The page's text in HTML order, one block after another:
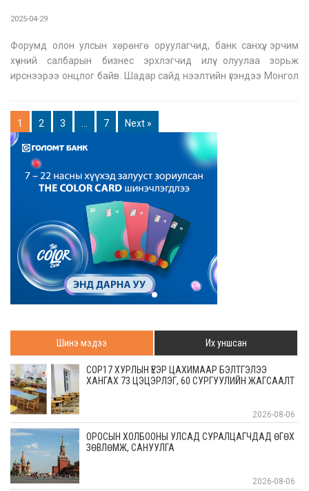
2025-04-29
Форумд олон улсын хөрөнгө оруулагчид, банк санхүү, эрчим
хүчний салбарын бизнес эрхлэгчид илүү олуулаа зорьж
ирснээрээ онцлог байв. Шадар сайд нээлтийн үгэндээ Монгол
хөдөө аж
1 2 3 7 Next »
Шинэ мэдээ Их уншсан
COP17 ХУРЛЫН ҮЕЭР ЦАХИМААР БЭЛТГЭЛЭЭ
ХАНГАХ 73 ЦЭЦЭРЛЭГ, 60 СУРГУУЛИЙН ЖАГСААЛТ
2026-08-06
ОРОСЫН ХОЛБООНЫ УЛСАД СУРАЛЦАГЧДАД ӨГӨХ
ЗӨВЛӨМЖ, САНУУЛГА
2026-08-06